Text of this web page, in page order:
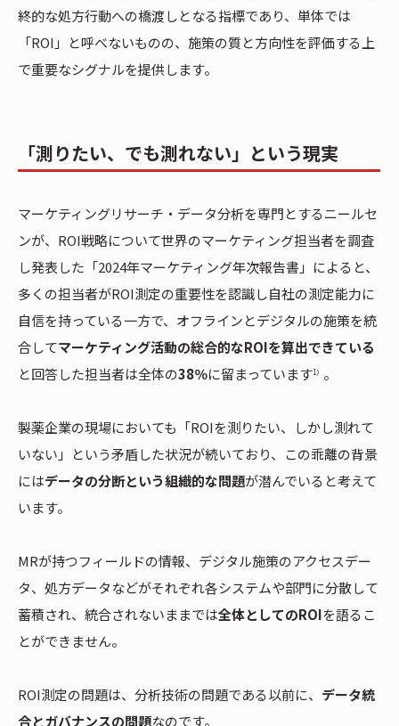
終的な処方行動への橋渡しとなる指標であり、単体では
「ROI」と呼べないものの、施策の質と方向性を評価する上
で重要なシグナルを提供します。
「測りたい、でも測れない」という現実
マーケティングリサーチ・データ分析を専門とするニールセ
ンが、ROI戦略について世界のマーケティング担当者を調査
し発表した「2024年マーケティング年次報告書」によると、
多くの担当者がROI測定の重要性を認識し自社の測定能力に
自信を持っている一方で、オフラインとデジタルの施策を統
合してマーケティング活動の総合的なROIを算出できている
と回答した担当者は全体の38％に留まっています1） 。
製薬企業の現場においても「ROIを測りたい、しかし測れて
いない」という矛盾した状況が続いており、この乖離の背景
にはデータの分断という組織的な問題が潜んでいると考えて
います。
MRが持つフィールドの情報、デジタル施策のアクセスデー
タ、処方データなどがそれぞれ各システムや部門に分散して
蓄積され、統合されないままでは全体としてのROIを語るこ
とができません。
ROI測定の問題は、分析技術の問題である以前に、 データ統
合とガバナンスの問題なのです。